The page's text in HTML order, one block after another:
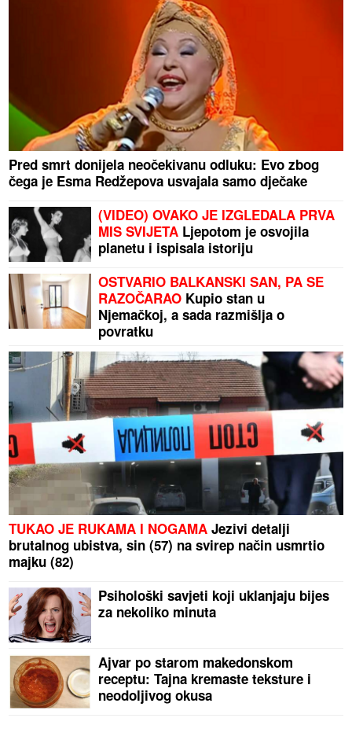
Pred smrt donijela neočekivanu odluku: Evo zbog
čega je Esma Redžepova usvajala samo dječake
(VIDEO) OVAKO JE IZGLEDALA PRVA
MIS SVIJETA Ljepotom je osvojila
planetu i ispisala istoriju
OSTVARIO BALKANSKI SAN, PA SE
RAZOČARAO Kupio stan u
Njemačkoj, a sada razmišlja o
povratku
TUKAO JE RUKAMA I NOGAMA Jezivi detalji
brutalnog ubistva, sin (57) na svirep način usmrtio
majku (82)
Psihološki savjeti koji uklanjaju bijes
za nekoliko minuta
Ajvar po starom makedonskom
receptu: Tajna kremaste teksture i
neodoljivog okusa